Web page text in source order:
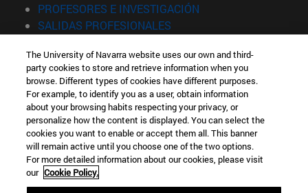
PROFESORES E INVESTIGACIÓN
SALIDAS PROFESIONALES
Información
TFNO +34 943 21 98 77
¿QUÉ GRADO TE INTERESA?
¿QUÉ MÁSTER TE INTERESA?
© Universidad de Navarra
Información legal
Accesibilidad
The University of Navarra website uses our own and third-
party cookies to store and retrieve information when you
browse. Different types of cookies have different purposes.
For example, to identify you as a user, obtain information
about your browsing habits respecting your privacy, or
personalize how the content is displayed. You can select the
cookies you want to enable or accept them all. This banner
will remain active until you choose one of the two options.
For more detailed information about our cookies, please visit
our Cookie Policy.